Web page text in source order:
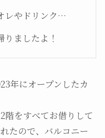
レやドリンク…
ましたよ！
年にオープンしたカ
階をすべてお借りして
たので、バルコニー